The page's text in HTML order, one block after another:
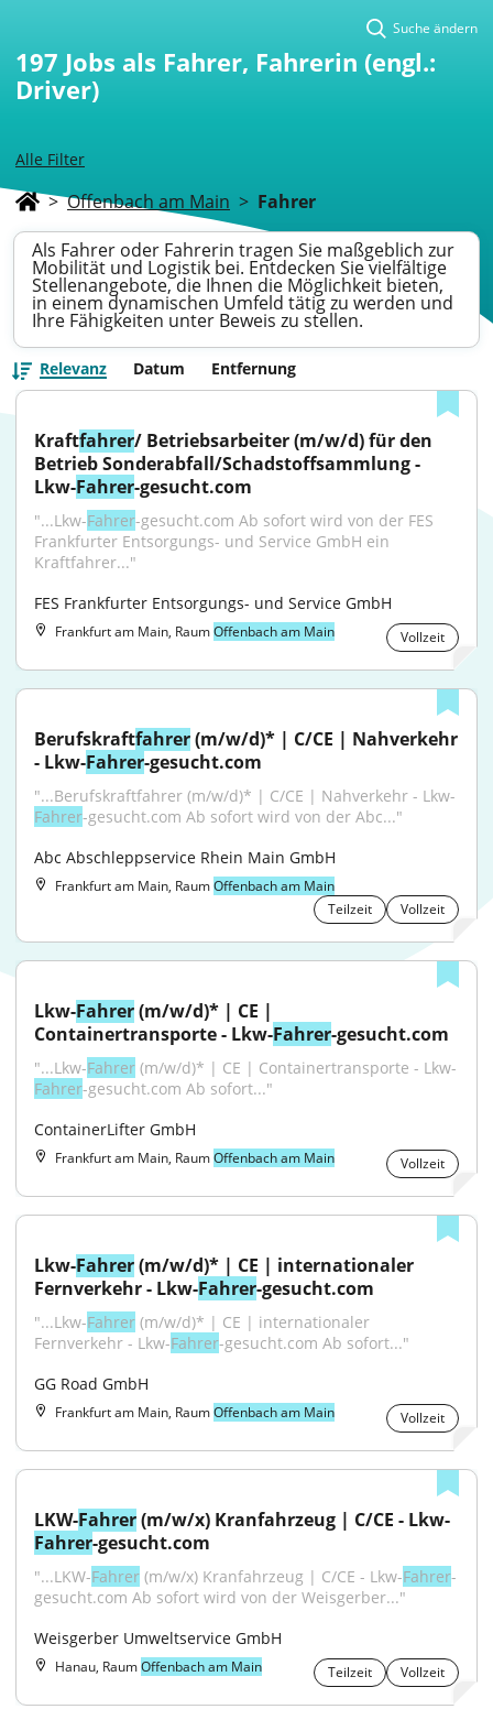
Alle Filter
Suche ändern
197 Jobs als Fahrer, Fahrerin (engl.:
Driver)
> Offenbach am Main > Fahrer
Als Fahrer oder Fahrerin tragen Sie maßgeblich zur
Mobilität und Logistik bei. Entdecken Sie vielfältige
Stellenangebote, die Ihnen die Möglichkeit bieten,
in einem dynamischen Umfeld tätig zu werden und
Ihre Fähigkeiten unter Beweis zu stellen.
Relevanz Datum Entfernung
Kraftfahrer/ Betriebsarbeiter (m/w/d) für den
Betrieb Sonderabfall/Schadstoffsammlung -
Lkw-Fahrer-gesucht.com
"...Lkw-Fahrer-gesucht.com Ab sofort wird von der FES
Frankfurter Entsorgungs- und Service GmbH ein
Kraftfahrer..."
FES Frankfurter Entsorgungs- und Service GmbH
Frankfurt am Main, RaumOffenbach am Main Vollzeit
Berufskraftfahrer (m/w/d)* | C/CE | Nahverkehr
- Lkw-Fahrer-gesucht.com
"...Berufskraftfahrer (m/w/d)* | C/CE | Nahverkehr - Lkw-
Fahrer-gesucht.com Ab sofort wird von der Abc..."
Abc Abschleppservice Rhein Main GmbH
Frankfurt am Main, RaumOffenbach am Main
Teilzeit
Vollzeit
Lkw-Fahrer (m/w/d)* | CE |
Containertransporte - Lkw-Fahrer-gesucht.com
"...Lkw-Fahrer (m/w/d)* | CE | Containertransporte - Lkw-
Fahrer-gesucht.com Ab sofort..."
ContainerLifter GmbH
Frankfurt am Main, RaumOffenbach am Main Vollzeit
Lkw-Fahrer (m/w/d)* | CE | internationaler
Fernverkehr - Lkw-Fahrer-gesucht.com
"...Lkw-Fahrer (m/w/d)* | CE | internationaler
Fernverkehr - Lkw-Fahrer-gesucht.com Ab sofort..."
GG Road GmbH
Frankfurt am Main, RaumOffenbach am Main Vollzeit
LKW-Fahrer (m/w/x) Kranfahrzeug | C/CE - Lkw-
Fahrer-gesucht.com
"...LKW-Fahrer (m/w/x) Kranfahrzeug | C/CE - Lkw-Fahrer-
gesucht.com Ab sofort wird von der Weisgerber..."
Weisgerber Umweltservice GmbH
Hanau, RaumOffenbach am Main Teilzeit Vollzeit